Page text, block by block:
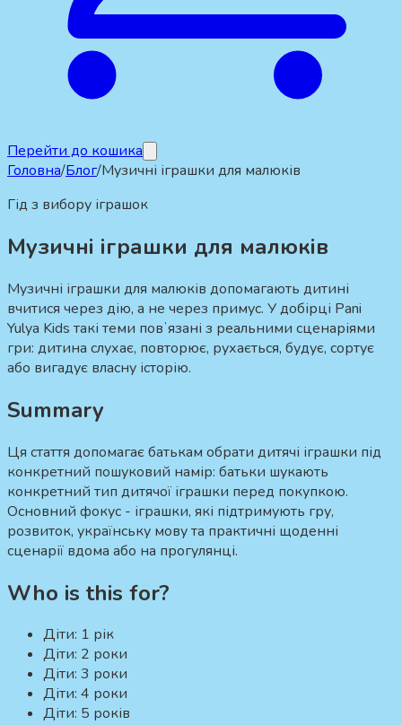
Перейти до кошика
Головна/Блог/Музичні іграшки для малюків
Гід з вибору іграшок
Музичні іграшки для малюків
Музичні іграшки для малюків допомагають дитині
вчитися через дію, а не через примус. У добірці Pani
Yulya Kids такі теми повʼязані з реальними сценаріями
гри: дитина слухає, повторює, рухається, будує, сортує
або вигадує власну історію.
Summary
Ця стаття допомагає батькам обрати дитячі іграшки під
конкретний пошуковий намір: батьки шукають
конкретний тип дитячої іграшки перед покупкою.
Основний фокус - іграшки, які підтримують гру,
розвиток, українську мову та практичні щоденні
сценарії вдома або на прогулянці.
Who is this for?
Діти: 1 рік
Діти: 2 роки
Діти: 3 роки
Діти: 4 роки
Діти: 5 років